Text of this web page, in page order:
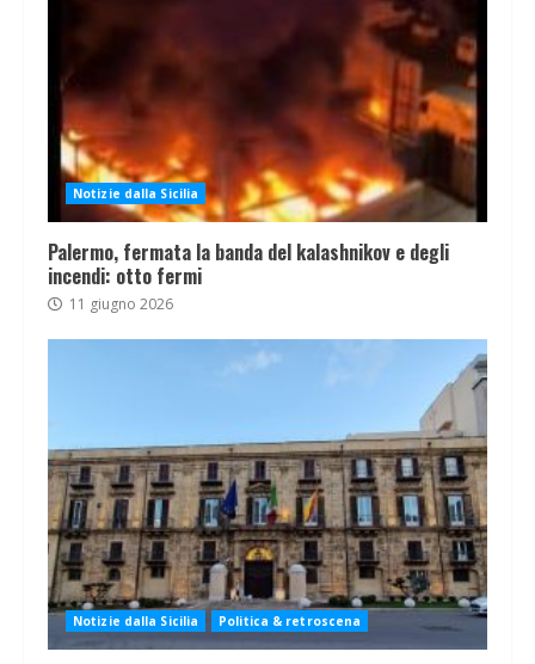
Notizie dalla Sicilia
Palermo, fermata la banda del kalashnikov e degli
incendi: otto fermi
11 giugno 2026
Notizie dalla Sicilia Politica & retroscena